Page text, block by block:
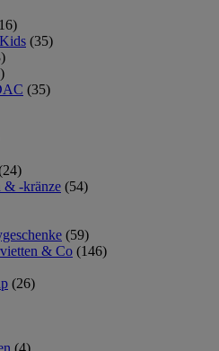
(35)
(35)
& -kränze (54)
(59)
& Co (146)
(26)
(4)